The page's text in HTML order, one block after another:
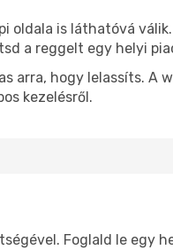
oldala is láthatóvá
a reggelt egy helyi
arra, hogy lelassíts. A
kezelésről.
Foglald le egy